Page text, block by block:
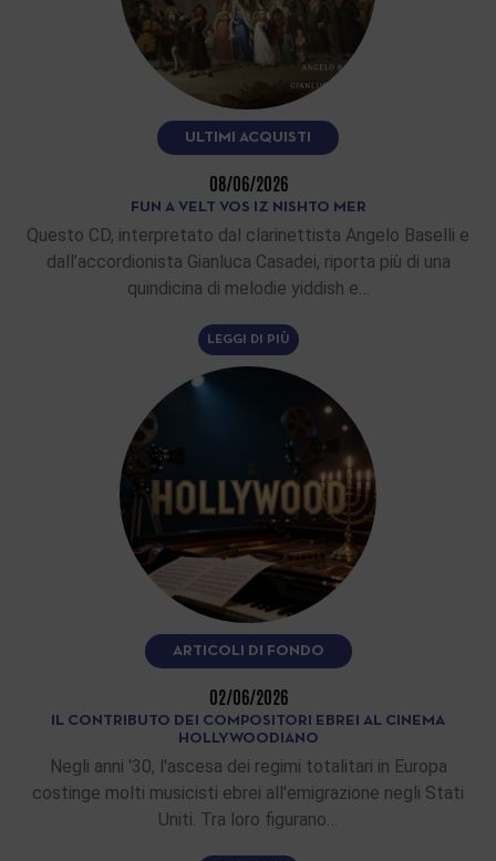
ULTIMI ACQUISTI
08/06/2026
FUN A VELT VOS IZ NISHTO MER
Questo CD, interpretato dal clarinettista Angelo Baselli e
dall’accordionista Gianluca Casadei, riporta più di una
quindicina di melodie yiddish e…
LEGGI DI PIÙ
ARTICOLI DI FONDO
02/06/2026
IL CONTRIBUTO DEI COMPOSITORI EBREI AL CINEMA
HOLLYWOODIANO
Negli anni '30, l'ascesa dei regimi totalitari in Europa
costinge molti musicisti ebrei all'emigrazione negli Stati
Uniti. Tra loro figurano…